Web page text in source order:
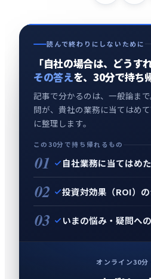
読んで終わりにしないために
「自社の場合は、どうす
その答えを、30分で持ち
記事で分かるのは、一般論ま
問が、貴社の業務に当てはめ
に整理します。
この30分で持ち帰れるもの
01 自社業務に当てはめ
02 投資対効果（ROI）
03 いまの悩み・疑問へ
オンライン30分